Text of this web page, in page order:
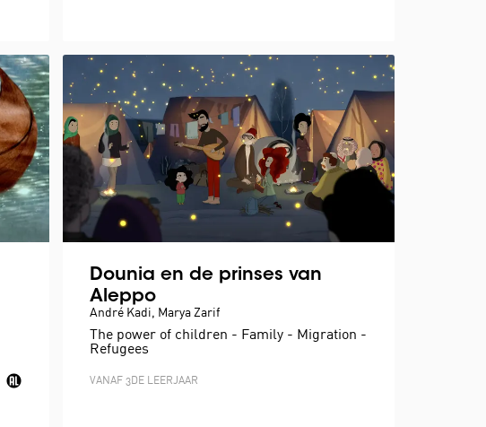
Dounia en de prinses van
Aleppo
André Kadi, Marya Zarif
The power of children - Family - Migration -
Refugees
VANAF 3DE LEERJAAR